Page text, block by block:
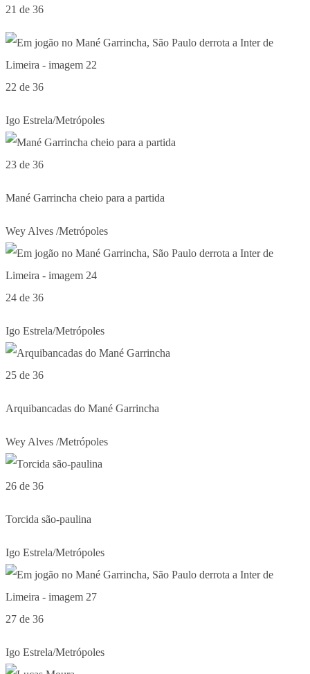
21 de 36
22 de 36
Igo Estrela/Metrópoles
23 de 36
Mané Garrincha cheio para a partida
Wey Alves /Metrópoles
24 de 36
Igo Estrela/Metrópoles
25 de 36
Arquibancadas do Mané Garrincha
Wey Alves /Metrópoles
26 de 36
Torcida são-paulina
Igo Estrela/Metrópoles
27 de 36
Igo Estrela/Metrópoles